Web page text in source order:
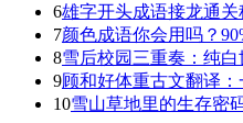
6雄字开头成语接龙通
7颜色成语你会用吗？
8雪后校园三重奏：纯
9顾和好体重古文翻译
10雪山草地里的生存密